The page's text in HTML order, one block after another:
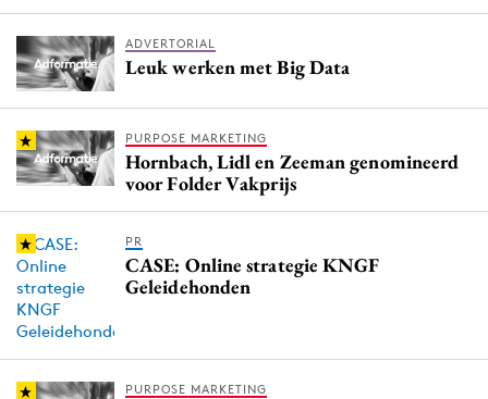
ADVERTORIAL
Leuk werken met Big Data
PURPOSE MARKETING
Hornbach, Lidl en Zeeman genomineerd
voor Folder Vakprijs
PR
CASE: Online strategie KNGF
Geleidehonden
PURPOSE MARKETING